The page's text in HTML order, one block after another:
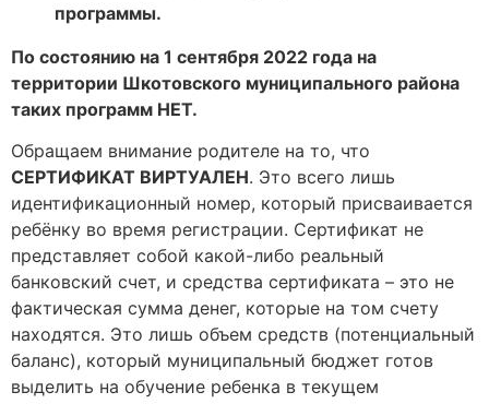
программы.
По состоянию на 1 сентября 2022 года на
территории Шкотовского муниципального района
таких программ НЕТ.
Обращаем внимание родителе на то, что
СЕРТИФИКАТ ВИРТУАЛЕН. Это всего лишь
идентификационный номер, который присваивается
ребёнку во время регистрации. Сертификат не
представляет собой какой-либо реальный
банковский счет, и средства сертификата – это не
фактическая сумма денег, которые на том счету
находятся. Это лишь объем средств (потенциальный
баланс), который муниципальный бюджет готов
выделить на обучение ребенка в текущем